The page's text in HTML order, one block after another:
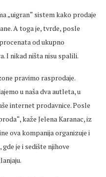
„uigran“ sistem kako prodaje
A toga je, tvrde, posle
od ukupno
I nikad ništa nisu spalili.
pravimo rasprodaje.
u naša dva autleta, u
internet prodavnice. Posle
kaže Jelena Karanac, iz
ova kompanija organizuje i
je i sedište njihove